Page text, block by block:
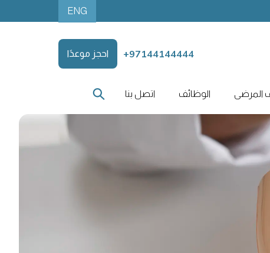
ENG
+97144144444 احجز موعدًا
المرضى الوظائف اتصل بنا